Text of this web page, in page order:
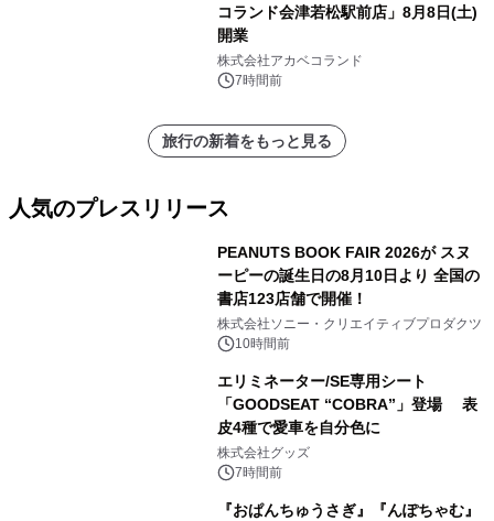
コランド会津若松駅前店」8月8日(土)
開業
株式会社アカベコランド
7時間前
旅行の新着をもっと見る
人気のプレスリリース
PEANUTS BOOK FAIR 2026が スヌ
ーピーの誕生日の8月10日より 全国の
書店123店舗で開催！
株式会社ソニー・クリエイティブプロダクツ
10時間前
エリミネーター/SE専用シート
「GOODSEAT “COBRA”」登場 表
皮4種で愛車を自分色に
株式会社グッズ
7時間前
『おぱんちゅうさぎ』『んぽちゃむ』